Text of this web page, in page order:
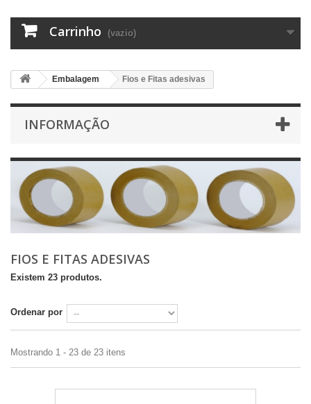
Carrinho (vazio)
Embalagem Fios e Fitas adesivas
INFORMAÇÃO
FIOS E FITAS ADESIVAS
Existem 23 produtos.
Ordenar por
Mostrando 1 - 23 de 23 itens